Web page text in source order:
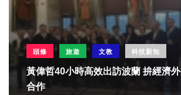
頭條 旅遊 文教 科技新知
黃偉哲40小時高效出訪波蘭 拚經濟
合作
社會